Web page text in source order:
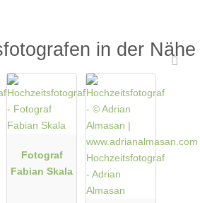
in der Nähe
Fotograf
Fabian Skala